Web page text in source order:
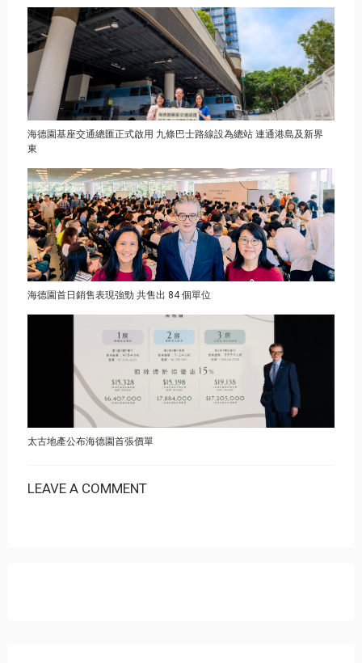
海德園基座交通總匯正式啟用 九條巴士路線設為總站 連通港島及新界
東
海德園首日銷售表現強勁 共售出 84 個單位
太古地產公布海德園首張價單
LEAVE A COMMENT